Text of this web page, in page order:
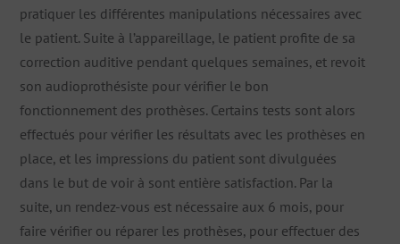
pratiquer les différentes manipulations nécessaires avec
le patient. Suite à l’appareillage, le patient profite de sa
correction auditive pendant quelques semaines, et revoit
son audioprothésiste pour vérifier le bon
fonctionnement des prothèses. Certains tests sont alors
effectués pour vérifier les résultats avec les prothèses en
place, et les impressions du patient sont divulguées
dans le but de voir à sont entière satisfaction. Par la
suite, un rendez-vous est nécessaire aux 6 mois, pour
faire vérifier ou réparer les prothèses, pour effectuer des